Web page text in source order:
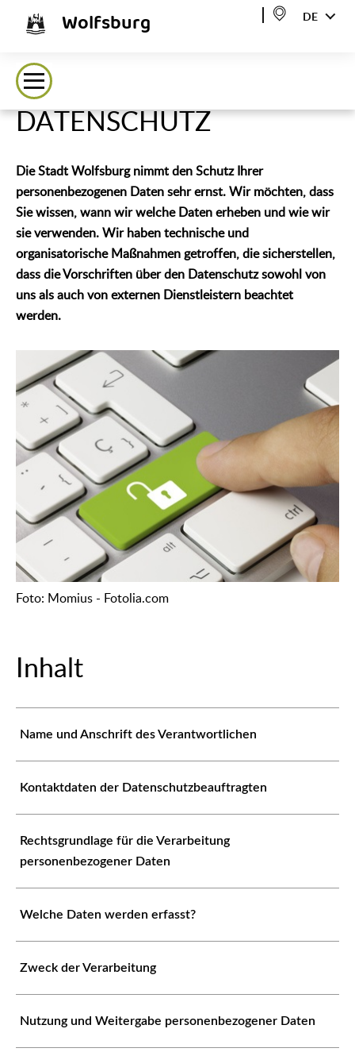
Wolfsburg DE
DATENSCHUTZ
Die Stadt Wolfsburg nimmt den Schutz Ihrer
personenbezogenen Daten sehr ernst. Wir möchten, dass
Sie wissen, wann wir welche Daten erheben und wie wir
sie verwenden. Wir haben technische und
organisatorische Maßnahmen getroffen, die sicherstellen,
dass die Vorschriften über den Datenschutz sowohl von
uns als auch von externen Dienstleistern beachtet
werden.
Foto: Momius - Fotolia.com
Inhalt
Name und Anschrift des Verantwortlichen
Kontaktdaten der Datenschutzbeauftragten
Rechtsgrundlage für die Verarbeitung
personenbezogener Daten
Welche Daten werden erfasst?
Zweck der Verarbeitung
Nutzung und Weitergabe personenbezogener Daten